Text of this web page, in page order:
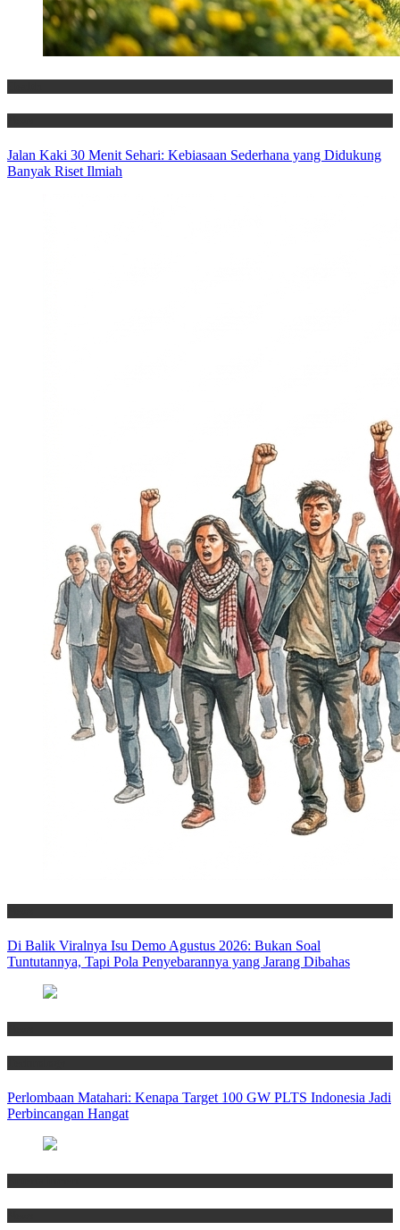
Jalan Kaki 30 Menit Sehari: Kebiasaan Sederhana yang Didukung
Banyak Riset Ilmiah
Di Balik Viralnya Isu Demo Agustus 2026: Bukan Soal
Tuntutannya, Tapi Pola Penyebarannya yang Jarang Dibahas
Perlombaan Matahari: Kenapa Target 100 GW PLTS Indonesia Jadi
Perbincangan Hangat